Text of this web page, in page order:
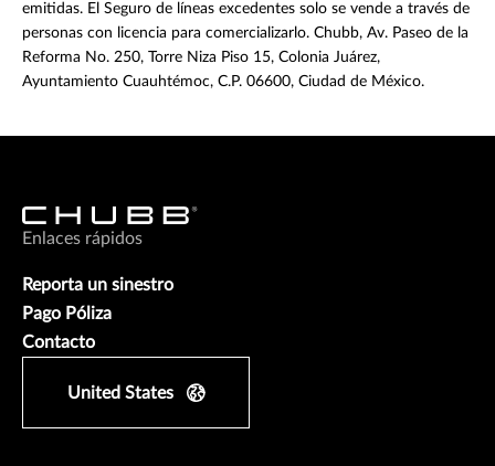
emitidas. El Seguro de líneas excedentes solo se vende a través de
personas con licencia para comercializarlo. Chubb, Av. Paseo de la
Reforma No. 250, Torre Niza Piso 15, Colonia Juárez,
Ayuntamiento Cuauhtémoc, C.P. 06600, Ciudad de México.
Enlaces rápidos
Reporta un sinestro
Pago Póliza
Contacto
United States